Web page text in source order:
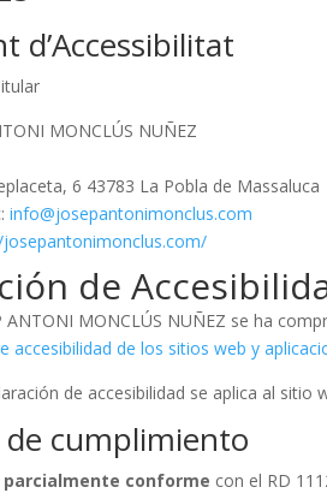
d’Accessibilitat
MONCLÚS NUÑEZ
6 43783 La Pobla de Massaluca
info@josepantonimonclus.com
de
ANTONI MONCLÚS NUÑEZ se ha
accesibilidad de los sitios web y
de accesibilidad se aplica al sitio
de cumplimiento
parcialmente conforme con el RD